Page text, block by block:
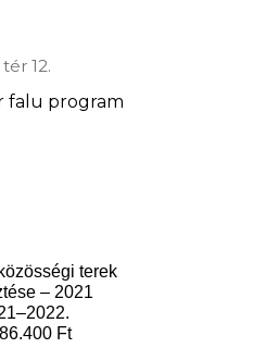
12.
terek
– 2021
Ft